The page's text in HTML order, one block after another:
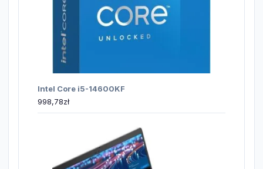
Intel Core i5-14600KF
998,78zł